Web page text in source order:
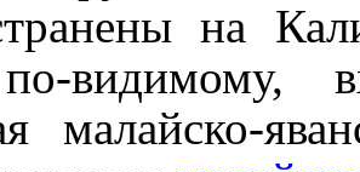
на
видимому,
малайско-